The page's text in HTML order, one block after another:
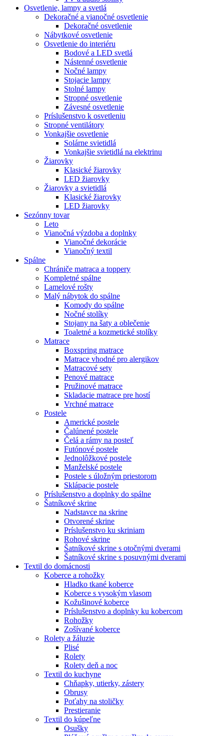
Osvetlenie, lampy a svetlá
Dekoračné a vianočné osvetlenie
Dekoračné osvetlenie
Nábytkové osvetlenie
Osvetlenie do interiéru
Bodové a LED svetlá
Nástenné osvetlenie
Nočné lampy
Stojacie lampy
Stolné lampy
Stropné osvetlenie
Závesné osvetlenie
Príslušenstvo k osvetleniu
Stropné ventilátory
Vonkajšie osvetlenie
Solárne svietidlá
Vonkajšie svietidlá na elektrinu
Žiarovky
Klasické žiarovky
LED žiarovky
Žiarovky a svietidlá
Klasické žiarovky
LED žiarovky
Sezónny tovar
Leto
Vianočná výzdoba a doplnky
Vianočné dekorácie
Vianočný textil
Spálne
Chrániče matraca a toppery
Kompletné spálne
Lamelové rošty
Malý nábytok do spálne
Komody do spálne
Nočné stolíky
Stojany na šaty a oblečenie
Toaletné a kozmetické stolíky
Matrace
Boxspring matrace
Matrace vhodné pro alergikov
Matracové sety
Penové matrace
Pružinové matrace
Skladacie matrace pre hostí
Vrchné matrace
Postele
Americké postele
Čalúnené postele
Čelá a rámy na posteľ
Futónové postele
Jednolôžkové postele
Manželské postele
Postele s úložným priestorom
Sklápacie postele
Príslušenstvo a doplnky do spálne
Šatníkové skrine
Nadstavce na skrine
Otvorené skrine
Príslušenstvo ku skriniam
Rohové skrine
Šatníkové skrine s otočnými dverami
Šatníkové skrine s posuvnými dverami
Textil do domácnosti
Koberce a rohožky
Hladko tkané koberce
Koberce s vysokým vlasom
Kožušinové koberce
Príslušenstvo a doplnky ku kobercom
Rohožky
Zošívané koberce
Rolety a žáluzie
Plisé
Rolety
Rolety deň a noc
Textil do kuchyne
Chňapky, utierky, zástery
Obrusy
Poťahy na stoličky
Prestieranie
Textil do kúpeľne
Osušky